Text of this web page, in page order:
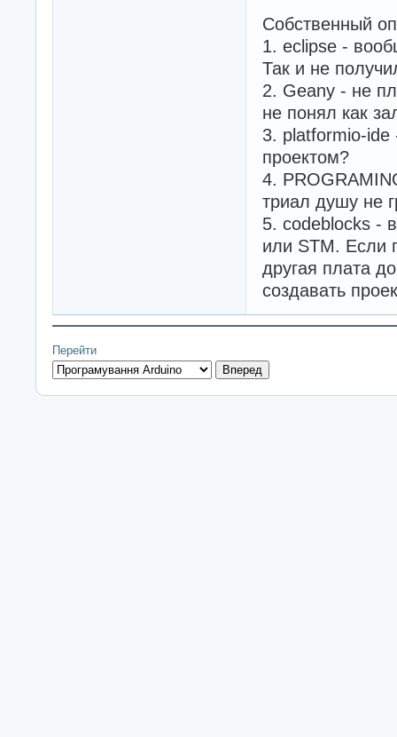
Собственный
1. eclipse -
Так и не
2. Geany - не
не понял как
3. platformio-ide
проектом?
4.
триал душу не
5. codeblocks -
или STM. Если
другая плата
создавать
Перейти